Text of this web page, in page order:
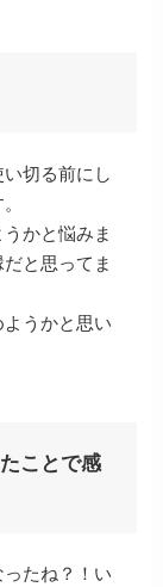
切る前にし
かと悩みま
と思ってま
うかと思い
ことで感
たね？！い